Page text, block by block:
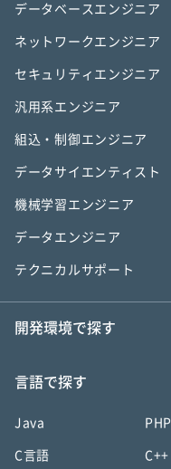
データベースエンジニア
ネットワークエンジニア
セキュリティエンジニア
汎用系エンジニア
組込・制御エンジニア
データサイエンティスト
機械学習エンジニア
データエンジニア
テクニカルサポート
開発環境で探す
言語で探す
Java PHP
C言語 C++